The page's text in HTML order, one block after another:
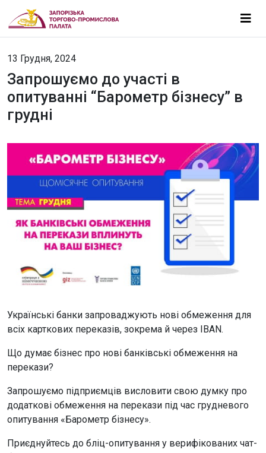
13 Грудня, 2024
Запрошуємо до участі в
опитуванні “Барометр бізнесу” в
грудні
Українські банки запроваджують нові обмеження для
всіх карткових переказів, зокрема й через IBAN.
Що думає бізнес про нові банківські обмеження на
перекази?
Запрошуємо підприємців висловити свою думку про
додаткові обмеження на перекази під час грудневого
опитування «Барометр бізнесу».
Приєднуйтесь до бліц-опитування у верифікованих чат-